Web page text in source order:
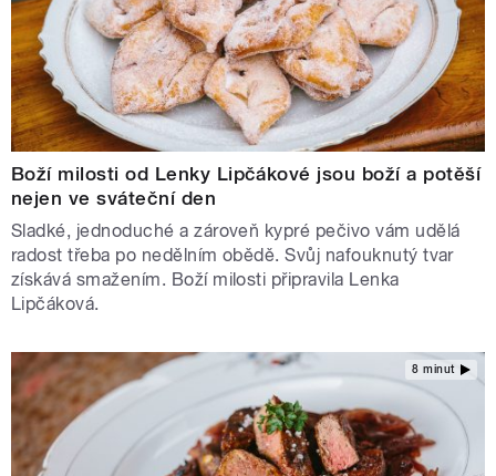
Boží milosti od Lenky Lipčákové jsou boží a potěší
nejen ve sváteční den
Sladké, jednoduché a zároveň kypré pečivo vám udělá
radost třeba po nedělním obědě. Svůj nafouknutý tvar
získává smažením. Boží milosti připravila Lenka
Lipčáková.
8 minut